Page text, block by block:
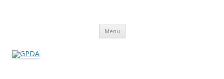
Menu Pular
o